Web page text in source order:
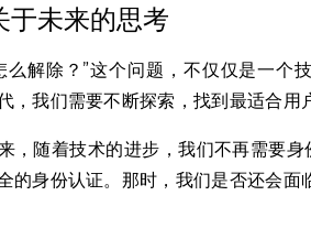
于未来的思考
么解除？”这个问题，不仅仅是一个
，我们需要不断探索，找到最适合用
，随着技术的进步，我们不再需要
的身份认证。那时，我们是否还会面